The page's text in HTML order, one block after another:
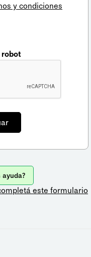
y condiciones
robot
ayuda?
este formulario